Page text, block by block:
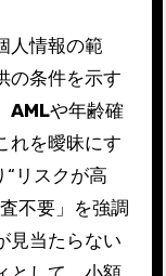
人情報の範
の条件を示す
AMLや年齢確
れを曖昧にす
“リスクが高
不要」を強調
見当たらない